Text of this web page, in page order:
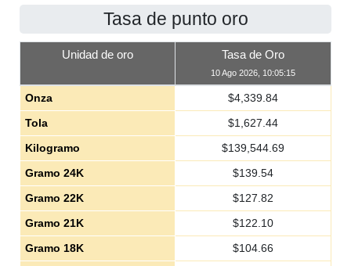
Tasa de punto oro
Unidad de oro Tasa de Oro
10 Ago 2026, 10:05:15
Onza $4,339.84
Tola
$1,627.44
Kilogramo
$139,544.69
Gramo 24K
$139.54
Gramo 22K
$127.82
Gramo 21K
$122.10
Gramo 18K
$104.66